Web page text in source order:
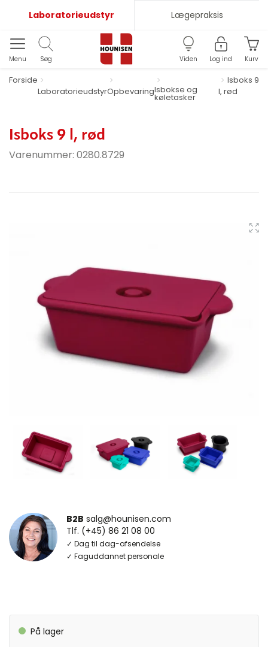
Laboratorieudstyr Lægepraksis
Menu Søg Viden Log ind Kurv
Forside
LaboratorieudstyrOpbevaringIsbokse og
køletasker
Isboks 9
l, rød
Isboks 9 l, rød
Varenummer: 0280.8729
B2B salg@hounisen.com
Tlf. (+45) 86 21 08 00
✓ Dag til dag-afsendelse
✓ Faguddannet personale
På lager